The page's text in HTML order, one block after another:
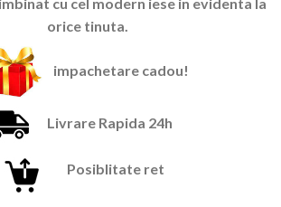
orice tinuta.
impachetare cadou!
Livrare Rapida 24h
Posiblitate ret